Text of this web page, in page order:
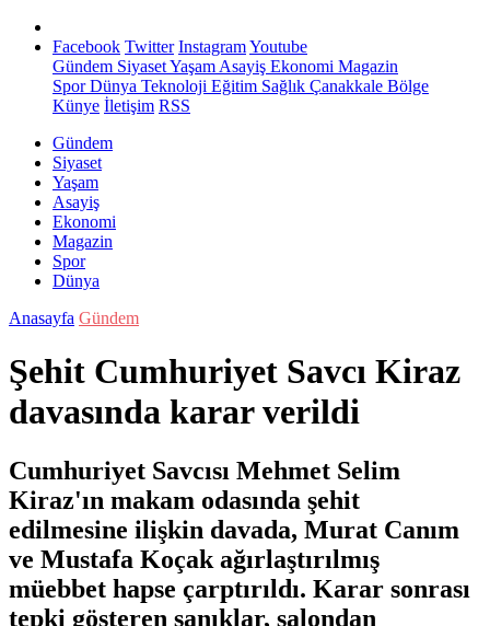
Facebook Twitter InstagramYoutube
Gündem SiyasetYaşam Asayiş Ekonomi Magazin
SporDünya Teknoloji Eğitim Sağlık Çanakkale Bölge
Künye İletişim RSS
Gündem
Siyaset
Yaşam
Asayiş
Ekonomi
Magazin
Spor
Dünya
Anasayfa Gündem
Şehit Cumhuriyet Savcı Kiraz
davasında karar verildi
Cumhuriyet Savcısı Mehmet Selim
Kiraz'ın makam odasında şehit
edilmesine ilişkin davada, Murat Canım
ve Mustafa Koçak ağırlaştırılmış
müebbet hapse çarptırıldı. Karar sonrası
tepki gösteren sanıklar, salondan